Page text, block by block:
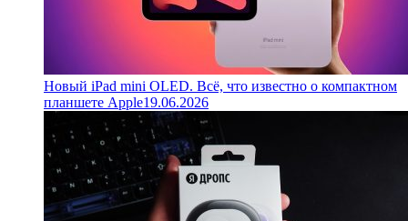
Новый iPad mini OLED. Всё, что известно о компактном
планшете Apple19.06.2026